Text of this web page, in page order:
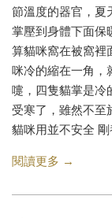
節溫度的器官，夏
掌壓到身體下面保
算貓咪窩在被窩裡
咪冷的縮在一角，
嚏，四隻貓掌是冷
受寒了，雖然不
貓咪用並不安全
閱讀更多 →